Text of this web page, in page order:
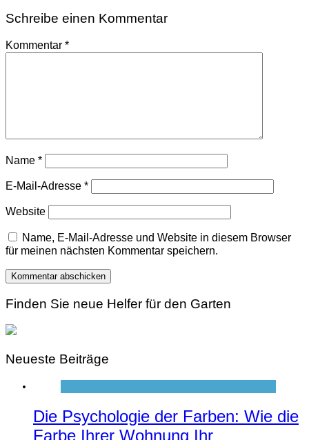
Schreibe einen Kommentar
Kommentar *
Name *
E-Mail-Adresse *
Website
Name, E-Mail-Adresse und Website in diesem Browser
für meinen nächsten Kommentar speichern.
Finden Sie neue Helfer für den Garten
Neueste Beiträge
Die Psychologie der Farben: Wie die
Farbe Ihrer Wohnung Ihr